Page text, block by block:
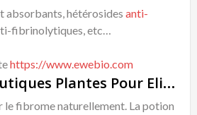
absorbants, hétérosides anti-
fibrinolytiques, etc…
https://www.ewebio.com
Effets thérapeutiques Plantes Pour Eliminer le Fibrome
le fibrome naturellement. La potion